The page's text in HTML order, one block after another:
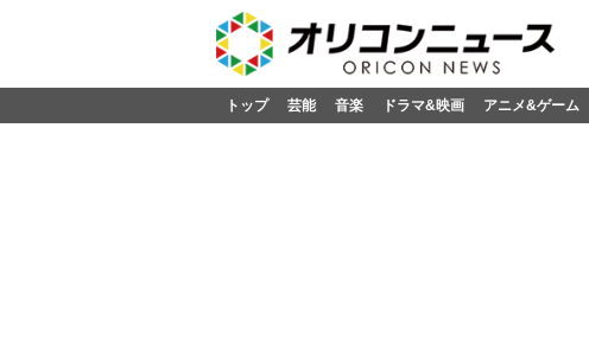
トップ 芸能 音楽 ドラマ&映画 アニメ&ゲーム